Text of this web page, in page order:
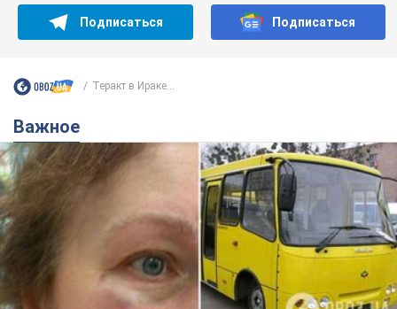
Подписаться Подписаться
Теракт в Ираке...
Важное